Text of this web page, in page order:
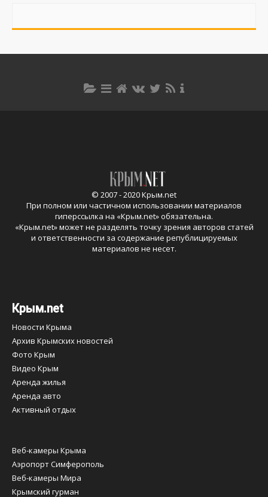
© 2007 - 2020 Крым.net
При полном или частичном использовании материалов
гиперссылка на «Крым.net» обязательна.
«Крым.net» может не разделять точку зрения авторов статей
и ответственности за содержание републицируемых
материалов не несет.
Крым.net
Новости Крыма
Архив Крымских новостей
Фото Крым
Видео Крым
Аренда жилья
Аренда авто
Активный отдых
Веб-камеры Крыма
Аэропорт Симферополь
Веб-камеры Мира
Крымский гурман